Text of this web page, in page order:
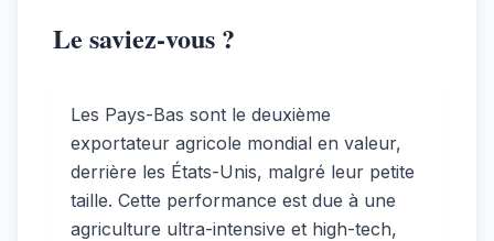
Le saviez-vous ?
Les Pays-Bas sont le deuxième
exportateur agricole mondial en valeur,
derrière les États-Unis, malgré leur petite
taille. Cette performance est due à une
agriculture ultra-intensive et high-tech,